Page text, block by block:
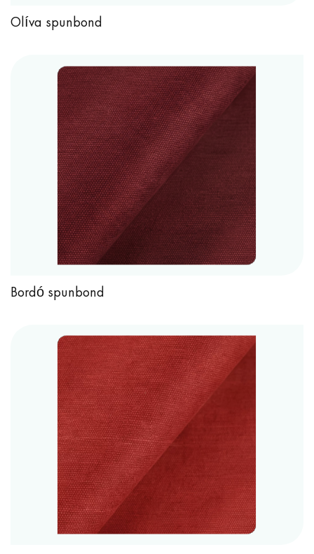
Olíva spunbond
Bordó spunbond